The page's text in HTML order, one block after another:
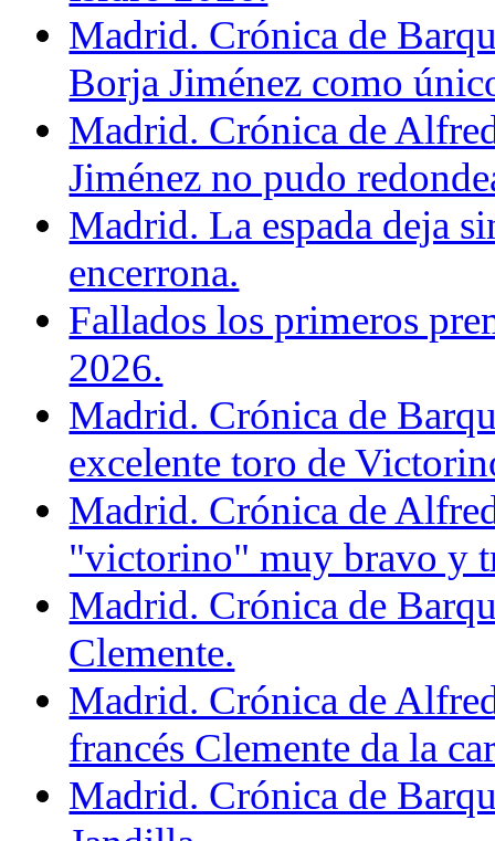
Madrid. Crónica de
Borja Jiménez como
Madrid. Crónica de
Jiménez no pudo
Madrid. La espada deja
encerrona.
Fallados los primeros
2026.
Madrid. Crónica de
excelente toro de
Madrid. Crónica de
"victorino" muy bravo y
Madrid. Crónica de
Clemente.
Madrid. Crónica de
francés Clemente da la
Madrid. Crónica de